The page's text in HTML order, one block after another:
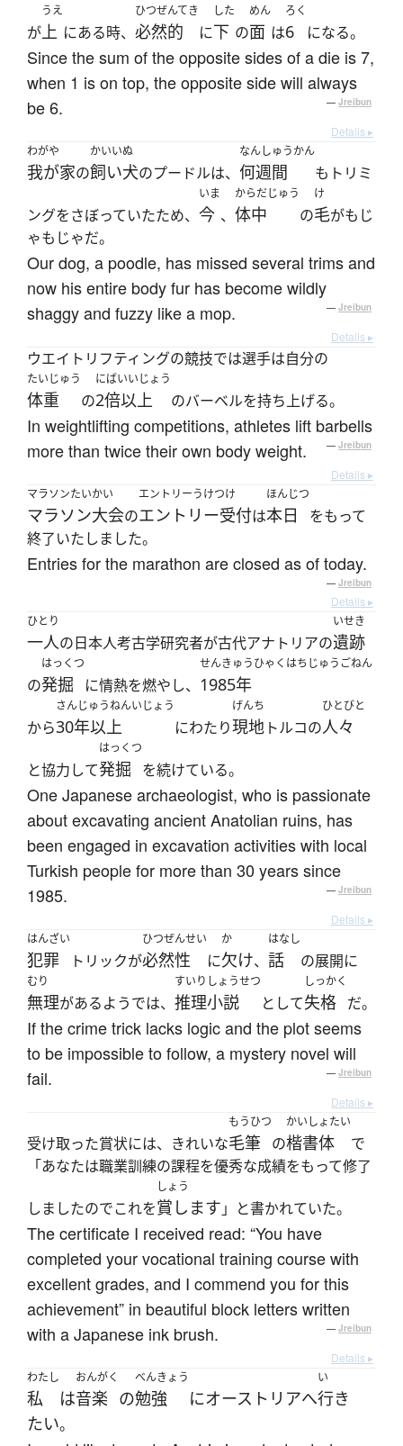
が
うえ
上 にある時、
ひつぜんてき
必然的 に
した
下 の
めん
面 は
ろく
6 になる。
Since the sum of the opposite sides of a die is 7,
when 1 is on top, the opposite side will always
be 6.
— Jreibun
Details ▸
わがや
我が家の
かいいぬ
飼い犬のプードルは、
なんしゅうかん
何週間 もトリミ
ングをさぼっていたため、
いま
今 、
からだじゅう
体中 の
け
毛がもじ
ゃもじゃだ。
Our dog, a poodle, has missed several trims and
now his entire body fur has become wildly
shaggy and fuzzy like a mop.
— Jreibun
Details ▸
ウエイトリフティングの競技では選手は自分の
たいじゅう
体重 の
にばいいじょう
2倍以上 のバーベルを持ち上げる。
In weightlifting competitions, athletes lift barbells
more than twice their own body weight.
— Jreibun
Details ▸
マラソンたいかい
マラソン大会の
エントリーうけつけ
エントリー受付は
ほんじつ
本日
をもって
終了いたしました。
Entries for the marathon are closed as of today.
— Jreibun
Details ▸
ひとり
一人の日本人考古学研究者が古代アナトリアの
いせき
遺跡
の
はっくつ
発掘 に情熱を燃やし、
せんきゅうひゃくはちじゅうごねん
1985年
から
さんじゅうねんいじょう
30年以上 にわたり
げんち
現地 トルコの
ひとびと
人々
と協力して
はっくつ
発掘 を続けている。
One Japanese archaeologist, who is passionate
about excavating ancient Anatolian ruins, has
been engaged in excavation activities with local
Turkish people for more than 30 years since
1985.
— Jreibun
Details ▸
はんざい
犯罪 トリックが
ひつぜんせい
必然性 に
か
欠け、
はなし
話 の展開に
むり
無理があるようでは、
すいりしょうせつ
推理小説 として
しっかく
失格 だ。
If the crime trick lacks logic and the plot seems
to be impossible to follow, a mystery novel will
fail.
— Jreibun
Details ▸
受け取った賞状には、きれいな
もうひつ
毛筆 の
かいしょたい
楷書体
で
「あなたは職業訓練の課程を優秀な成績をもって修了
しましたのでこれを
しょう
賞します 」と書かれていた。
The certificate I received read: “You have
completed your vocational training course with
excellent grades, and I commend you for this
achievement” in beautiful block letters written
with a Japanese ink brush.
— Jreibun
Details ▸
わたし
私 は
おんがく
音楽 の
べんきょう
勉強 にオーストリアへ
い
行き
たい。